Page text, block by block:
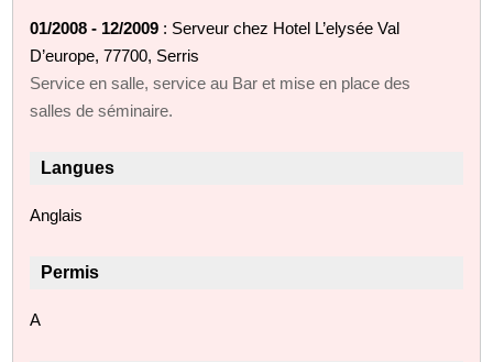
01/2008 - 12/2009 : Serveur chez Hotel L’elysée Val
D’europe, 77700, Serris
Service en salle, service au Bar et mise en place des
salles de séminaire.
Langues
Anglais
Permis
A